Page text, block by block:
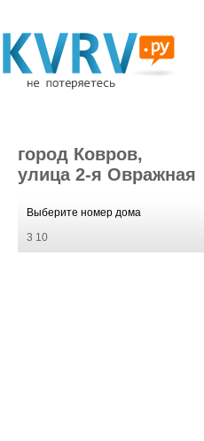
город Ковров,
улица 2-я Овражная
Выберите номер дома
3 10